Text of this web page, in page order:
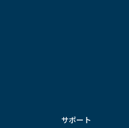
サポート